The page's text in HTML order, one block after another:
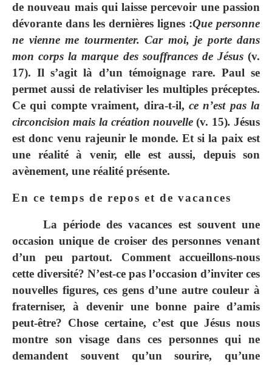
de nouveau mais qui laisse percevoir une passion
dévorante dans les dernières lignes :Que personne
ne vienne me tourmenter. Car moi, je porte dans
mon corps la marque des souffrances de Jésus(v.
17). Il s’agit là d’un témoignage rare. Paul se
permet aussi de relativiser les multiples préceptes.
Ce qui compte vraiment, dira-t-il, ce n’est pas la
circoncision mais la création nouvelle(v. 15). Jésus
est donc venu rajeunir le monde. Et si la paix est
une réalité à venir, elle est aussi, depuis son
avènement, une réalité présente.
En ce temps de repos et de vacances
La période des vacances est souvent une
occasion unique de croiser des personnes venant
d’un peu partout. Comment accueillons-nous
cette diversité? N’est-ce pas l’occasion d’inviter ces
nouvelles figures, ces gens d’une autre couleur à
fraterniser, à devenir une bonne paire d’amis
peut-être? Chose certaine, c’est que Jésus nous
montre son visage dans ces personnes qui ne
demandent souvent qu’un sourire, qu’une